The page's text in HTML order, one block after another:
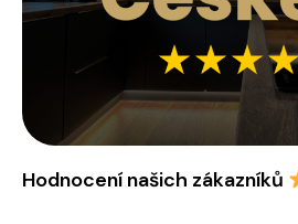
Hodnocení našich zákazníků